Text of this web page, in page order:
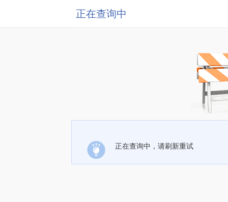
正在查询中
正在查询中，请刷新重试